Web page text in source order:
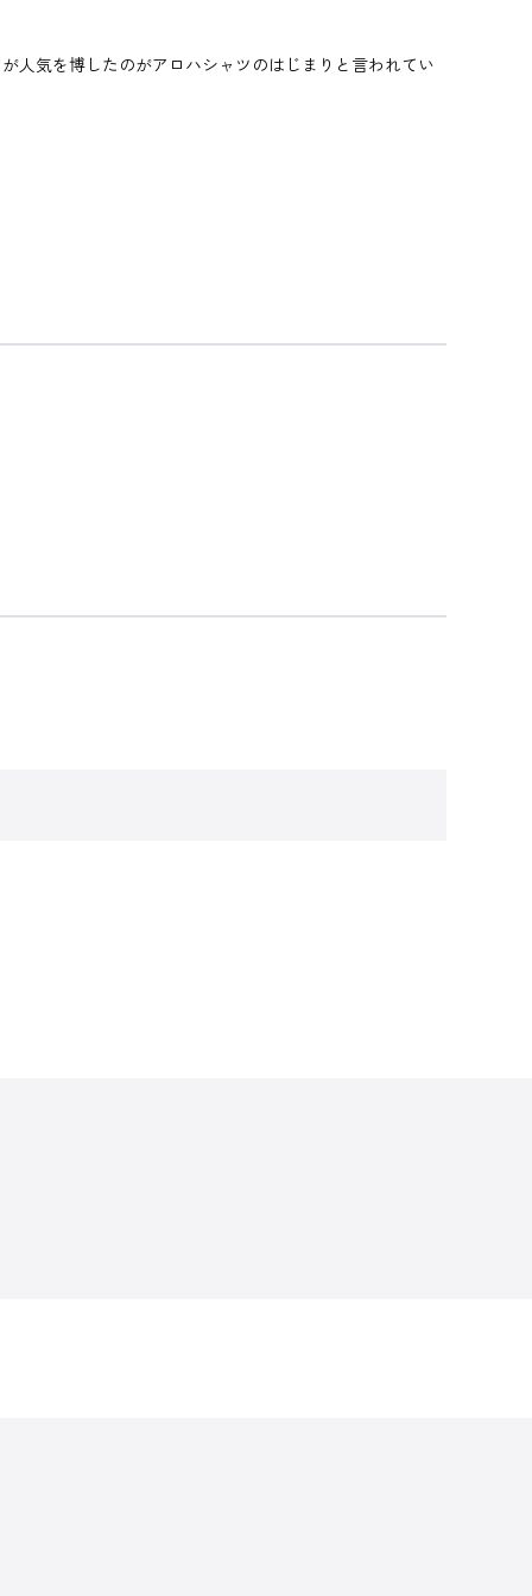
人気を博したのがアロハシャツのはじまりと言われてい